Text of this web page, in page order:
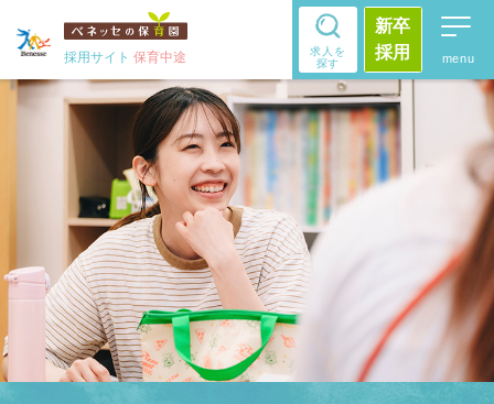
採用サイト 保育中途
求人を
探す
新卒
採用